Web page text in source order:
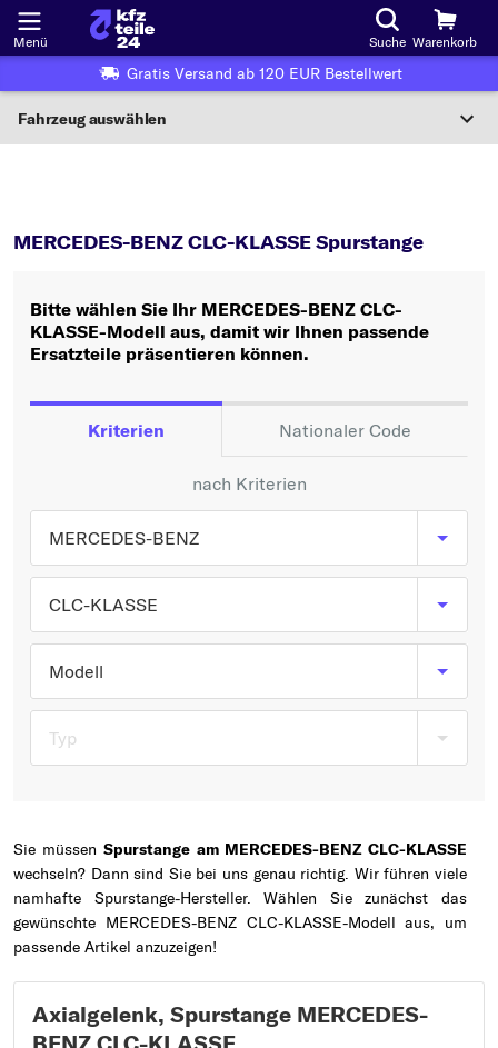
Menü Suche Warenkorb
Gratis Versand ab 120 EUR Bestellwert
Fahrzeug auswählen
Wo finde ich die?
Oder
Oder Fahrzeugauswahl nach Kriterien:
Hersteller wählen
Typ wählen
MERCEDES-BENZ CLC-KLASSE Spurstange
Bitte wählen Sie Ihr MERCEDES-BENZ CLC-
KLASSE-Modell aus, damit wir Ihnen passende
Ersatzteile präsentieren können.
Kriterien Nationaler Code
nach Kriterien
MERCEDES-BENZ
CLC-KLASSE
Modell
Typ
Sie müssenSpurstange am MERCEDES-BENZ CLC-KLASSE
wechseln? Dann sind Sie bei uns genau richtig. Wir führen viele
namhafte Spurstange-Hersteller. Wählen Sie zunächst das
gewünschte MERCEDES-BENZ CLC-KLASSE-Modell aus, um
passende Artikel anzuzeigen!
Axialgelenk, Spurstange MERCEDES-